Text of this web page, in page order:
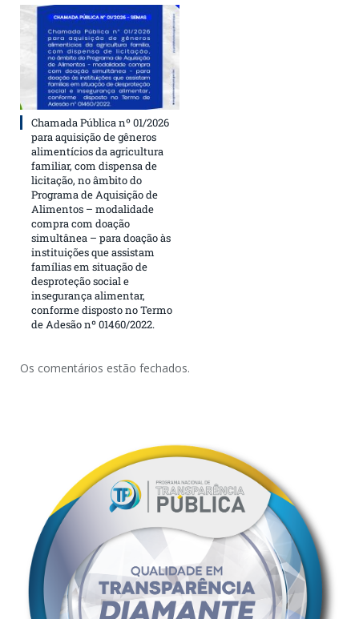
Chamada Pública nº 01/2026
para aquisição de gêneros
alimentícios da agricultura
familiar, com dispensa de
licitação, no âmbito do
Programa de Aquisição de
Alimentos – modalidade
compra com doação
simultânea – para doação às
instituições que assistam
famílias em situação de
desproteção social e
insegurança alimentar,
conforme disposto no Termo
de Adesão nº 01460/2022.
Os comentários estão fechados.